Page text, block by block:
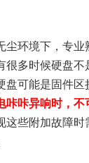
尘环境下，专
很多时候硬盘
盘可能是固件区
咔咔异响时，
这些附加故障